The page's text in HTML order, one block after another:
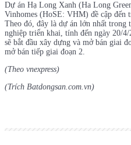
Dự án Hạ Long Xanh (Ha Long
Vinhomes (HoSE: VHM) đề cập đến
Theo đó, đây là dự án lớn nhất trong
nghiệp triển khai, tính đến ngày 20/
sẽ bắt đầu xây dựng và mở bán giai
mở bán tiếp giai đoạn 2.
(Theo vnexpress)
(Trích Batdongsan.com.vn)